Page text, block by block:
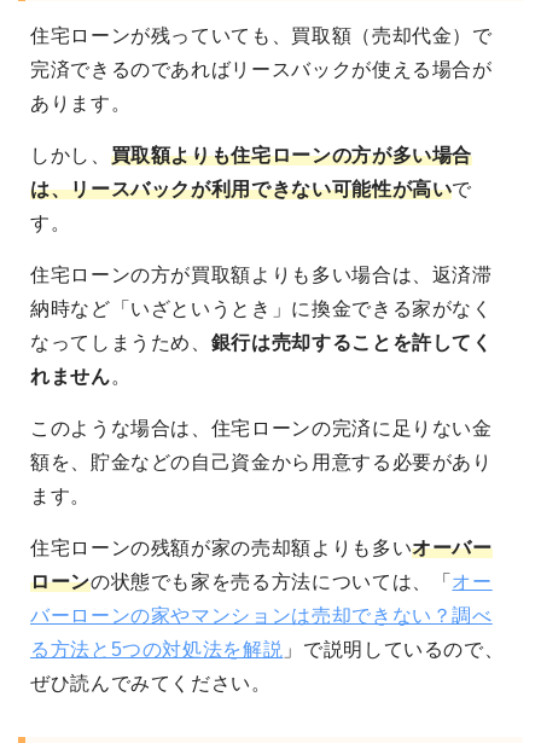
住宅ローンが残っていても、買取額（売却代金）で
完済できるのであればリースバックが使える場合が
あります。
しかし、 買取額よりも住宅ローンの方が多い場合
は、リースバックが利用できない可能性が高いで
す。
住宅ローンの方が買取額よりも多い場合は、返済滞
納時など「いざというとき」に換金できる家がなく
なってしまうため、 銀行は売却することを許してく
れません。
このような場合は、住宅ローンの完済に足りない金
額を、貯金などの自己資金から用意する必要があり
ます。
住宅ローンの残額が家の売却額よりも多いオーバー
ローンの状態でも家を売る方法については、「 オー
バーローンの家やマンションは売却できない？調べ
る方法と5つの対処法を解説 」で説明しているので、
ぜひ読んでみてください。